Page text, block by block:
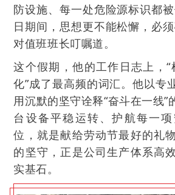
防设施、每一处危险源标识都
日期间，思想更不能松懈，必
对值班班长叮嘱道。
这个假期，他的工作日志上，“
化”成了最高频的词汇。他以专
用沉默的坚守诠释“奋斗在一线”
台设备平稳运转、护航每一
位，就是献给劳动节最好的礼
的坚守，正是公司生产体系高
实基石。